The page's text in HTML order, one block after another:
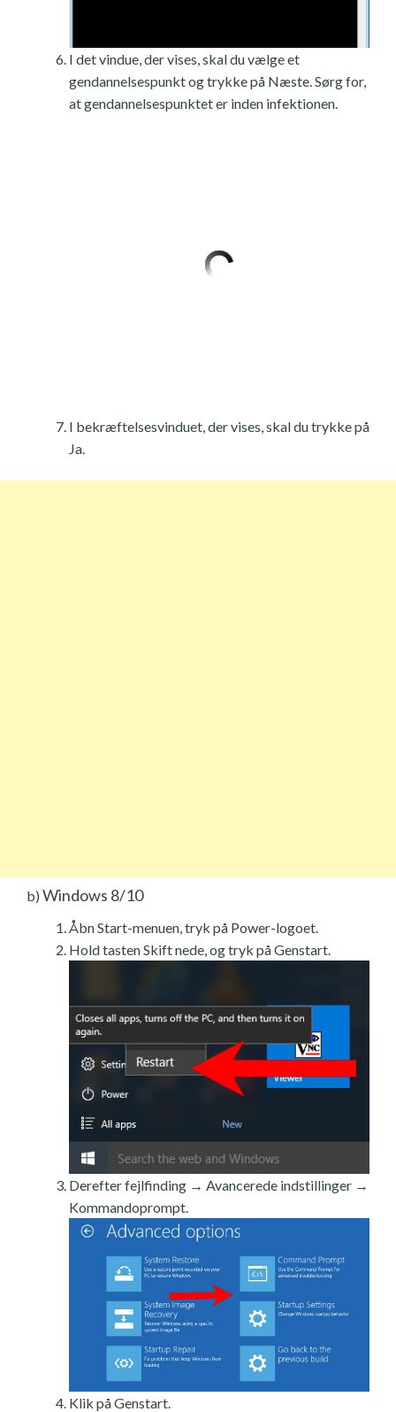
I det vindue, der vises, skal du vælge et
gendannelsespunkt og trykke på Næste. Sørg for,
at gendannelsespunktet er inden infektionen.
I bekræftelsesvinduet, der vises, skal du trykke på
Ja.
b) Windows 8/10
Åbn Start-menuen, tryk på Power-logoet.
Hold tasten Skift nede, og tryk på Genstart.
Derefter fejlfinding → Avancerede indstillinger →
Kommandoprompt.
Klik på Genstart.